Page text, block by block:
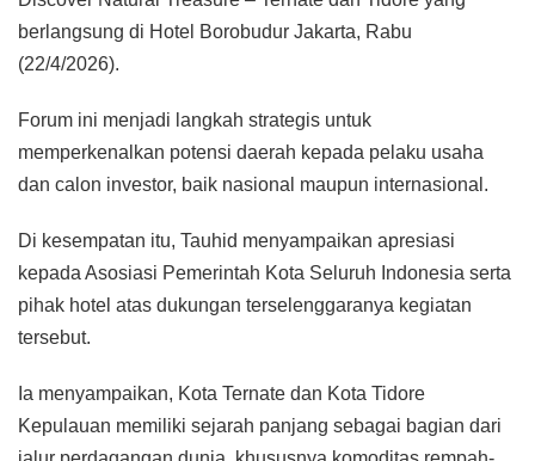
berlangsung di Hotel Borobudur Jakarta, Rabu
(22/4/2026).
Forum ini menjadi langkah strategis untuk
memperkenalkan potensi daerah kepada pelaku usaha
dan calon investor, baik nasional maupun internasional.
Di kesempatan itu, Tauhid menyampaikan apresiasi
kepada Asosiasi Pemerintah Kota Seluruh Indonesia serta
pihak hotel atas dukungan terselenggaranya kegiatan
tersebut.
Ia menyampaikan, Kota Ternate dan Kota Tidore
Kepulauan memiliki sejarah panjang sebagai bagian dari